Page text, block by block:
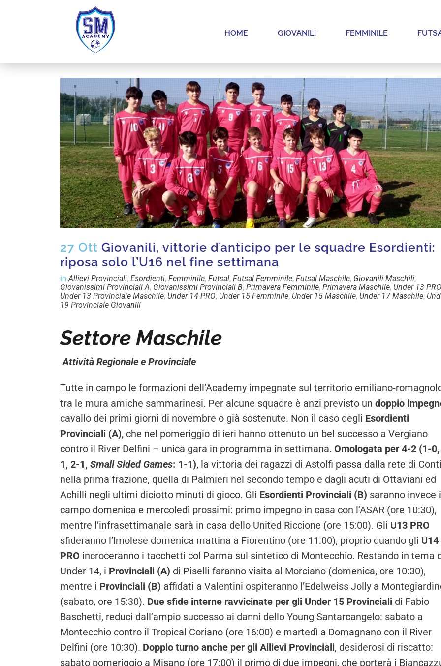
HOME GIOVANILI FEMMINILE
27 Ott Giovanili, vittorie d’anticipo per le squadre Esordienti:
riposa solo l’U16 nel fine settimana
in Allievi Provinciali, Esordienti, Femminile, Futsal, Futsal Femminile, Futsal Maschile, Giovanili Maschili,
Giovanissimi Provinciali A, Giovanissimi Provinciali B, Primavera Femminile, Primavera Maschile, Under 13 PRO
Under 13 Provinciale Maschile, Under 14 PRO, Under 15 Femminile, Under 15 Maschile, Under 17 Maschile,
19 Provinciale Giovanili
Settore Maschile
Attività Regionale e Provinciale
Tutte in campo le formazioni dell’Academy impegnate sul territorio emiliano-
tra le mura amiche sammarinesi. Per alcune squadre è anzi previsto un doppio
cavallo dei primi giorni di novembre o già sostenute. Non il caso degli Esordienti
Provinciali (A), che nel pomeriggio di ieri hanno ottenuto un bel successo a Vergiano
contro il River Delfini – unica gara in programma in settimana. Omologata per 4-2 (1-
1, 2-1, Small Sided Games: 1-1), la vittoria dei ragazzi di Astolfi passa dalla rete di Conti
nella prima frazione, quella di Palmieri nel secondo tempo e dagli acuti di Ottaviani ed
Achilli negli ultimi diciotto minuti di gioco. Gli Esordienti Provinciali (B) saranno invece
campo domenica e mercoledì prossimi: primo impegno in casa con l’ASAR (ore 10:30),
mentre l’infrasettimanale sarà in casa dello United Riccione (ore 15:00). Gli U13 PRO
sfideranno l’Imolese domenica mattina a Fiorentino (ore 11:00), proprio quando gli U14
PRO incroceranno i tacchetti col Parma sul sintetico di Montecchio. Restando in tema
Under 14, i Provinciali (A) di Piselli faranno visita al Morciano (domenica, ore 10:30),
mentre i Provinciali (B) affidati a Valentini ospiteranno l’Edelweiss Jolly a
(sabato, ore 15:30). Due sfide interne ravvicinate per gli Under 15 Provinciali di Fabio
Baschetti, reduci dall’ampio successo ai danni dello Young Santarcangelo: sabato a
Montecchio contro il Tropical Coriano (ore 16:00) e martedì a Domagnano con il River
Delfini (ore 10:30). Doppio turno anche per gli Allievi Provinciali, desiderosi di riscatto:
sabato pomeriggio a Misano (ore 17:00) il primo di due impegni, che porterà i